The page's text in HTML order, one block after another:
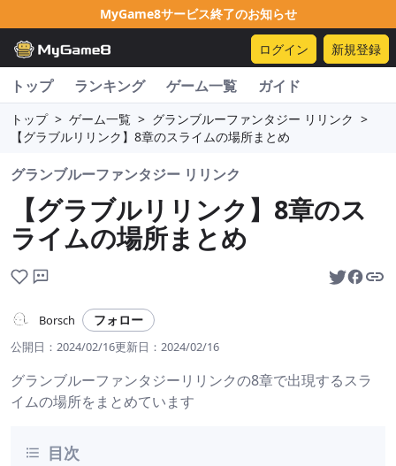
MyGame8サービス終了のお知らせ
ログイン 新規登録
トップ ランキング ゲーム一覧 ガイド
トップ > ゲーム一覧 > グランブルーファンタジー リリンク >
【グラブルリリンク】8章のスライムの場所まとめ
グランブルーファンタジー リリンク
【グラブルリリンク】8章のス
ライムの場所まとめ
Borsch フォロー
公開日： 2024/02/16更新日： 2024/02/16
グランブルーファンタジーリリンクの8章で出現するスラ
イムの場所をまとめています
目次